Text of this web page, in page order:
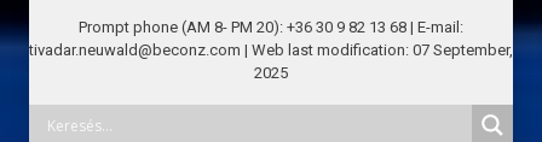
Prompt phone (AM 8- PM 20): +36 30 9 82 13 68 | E-mail:
tivadar.neuwald@beconz.com | Web last modification: 07 September,
2025